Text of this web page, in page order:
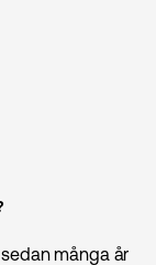
många år